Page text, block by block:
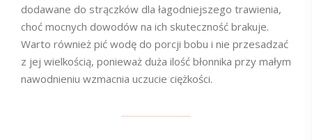
dodawane do strączków dla łagodniejszego trawienia,
choć mocnych dowodów na ich skuteczność brakuje.
Warto również pić wodę do porcji bobu i nie przesadzać
z jej wielkością, ponieważ duża ilość błonnika przy małym
nawodnieniu wzmacnia uczucie ciężkości.